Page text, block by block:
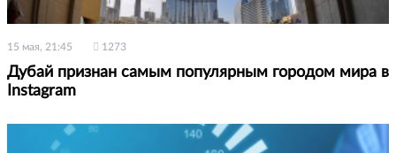
15 мая, 21:45 1273
Дубай признан самым популярным городом мира в
Instagram